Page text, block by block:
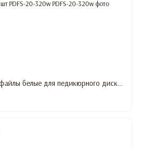
Сменные файлы белые для педикюрного диска на мягкой основе 320 грит STALEKS PRO PODODISC M 50 шт PDFS-20-320w